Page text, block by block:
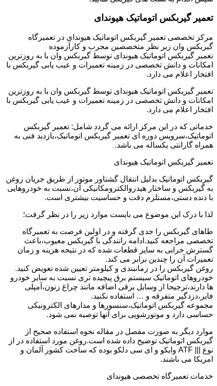
تعمیر گیربکس اتوماتیک هیوندای
مرکز تخصصی تعمیر گیربکس اتوماتیک هیوندای در تعمیرگاه
گیربکس وان زیر نظر متخصصین مجرب و کارآزموده
تعمیر گیربکس اتوماتیک هیوندای توسط گیربکس وان با به روزترین
امکانات و دانش تخصصی در زمینه تعمیرات و عیب یابی گیربکس با
افتخار اعلام می دارد.
تعمیر گیربکس اتوماتیک هیوندای توسط گیربکس وان با به روزترین
امکانات و دانش تخصصی در زمینه تعمیرات و عیب یابی گیربکس با
افتخار اعلام می دارد.
خدماتی که در این مرکز ارائه می گردد شامل: تعمیر گیربکس
اتوماتیک،سرویس دوره ای تعمیر گیربکس اتوماتیک،بازدید فنی به
همراه گارانتی یکساله می باشد.
تعمیر گیربکس اتوماتیک هیوندای
گیربکس اتوماتیک بدلیل انتقال گشتاور موتور از طریق جریان روغن
به گیربکس و ساختار هیدروالکترومکانیکی آن،نسبت به خودروهایی
با دنده دستی،مستلزم دقت و حساسیت بیشتری است.
لذا با درک این موضوع می بایست موارد زیر را در نظر گرفت؛
طاهای گیربکس را جدی گرفته و در اولین فرصت به تعمیرگاه
تخصصی مراجعه کنید.ادامه رانندگی با گیربکس معیوب،باعث
گسترش خرابی به سایر قطعات شده که در نتیجه هزینه و زمان
تعمیرات آن را چندین برابر می کند.
روغن گیربکس را در زمانبندی و کیلومتر تعیین شده تعویض کنید.
خودروهای اتوماتیک سیستم برق پیچیده تری نسبت به سایر خودرو
ها دارند،ترجیحا از وسایل برقی اضافه مانند چراغ زنون،آمپلی
فایر،دزدگیر متفرقه و … استفاده نکنید.
مجموعه گیربکس اتوماتیک،سنسورها و مدارهای الکترونیکی
حساسی دارد و موتورشویی برای آنها توصیه نمی شود.
موارد دیگر به صورت مفصل در مقاله نحوه استفاده صحیح از
گیربکس اتوماتیک توضیح داده شده است.روغن مورد استفاده در از
نوع ||| ATF وایکو و ای سی دلکو بوده که ساخت کشور آلمان و
امریکا می باشند.
خدمات تعمیرگاه تخصصی هیوندای